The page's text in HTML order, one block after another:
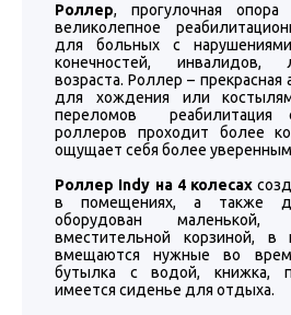
Роллер, прогулочная
великолепное
для больных с
конечностей, инвалидов,
возраста. Роллер – прекрасная
для хождения или
переломов реабилитация
роллеров проходит более
ощущает себя более
Роллер Indy на 4 колесах
в помещениях, а также
оборудован маленькой,
вместительной корзиной, в
вмещаются нужные во
бутылка с водой, книжка,
имеется сиденье для отдыха.